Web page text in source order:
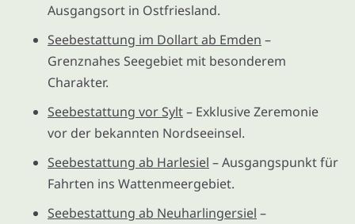
Ausgangsort in Ostfriesland.
Seebestattung im Dollart ab Emden –
Grenznahes Seegebiet mit besonderem
Charakter.
Seebestattung vor Sylt– Exklusive Zeremonie
vor der bekannten Nordseeinsel.
Seebestattung ab Harlesiel – Ausgangspunkt für
Fahrten ins Wattenmeergebiet.
Seebestattung ab Neuharlingersiel –